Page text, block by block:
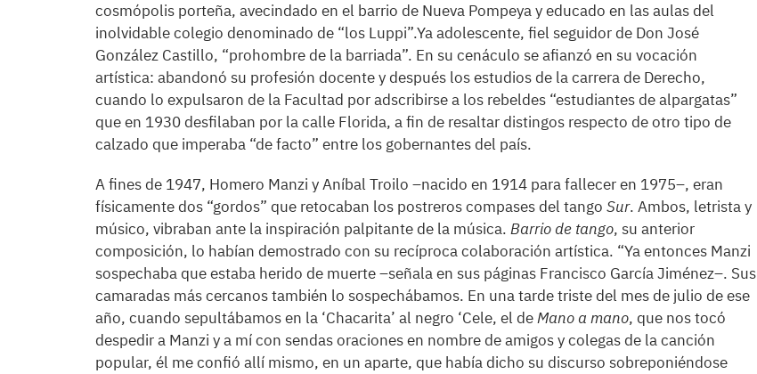
cosmópolis porteña, avecindado en el barrio de Nueva Pompeya y educado en las aulas del
inolvidable colegio denominado de “los Luppi”.Ya adolescente, fiel seguidor de Don José
González Castillo, “prohombre de la barriada”. En su cenáculo se afianzó en su vocación
artística: abandonó su profesión docente y después los estudios de la carrera de Derecho,
cuando lo expulsaron de la Facultad por adscribirse a los rebeldes “estudiantes de alpargatas”
que en 1930 desfilaban por la calle Florida, a fin de resaltar distingos respecto de otro tipo de
calzado que imperaba “de facto” entre los gobernantes del país.
A fines de 1947, Homero Manzi y Aníbal Troilo –nacido en 1914 para fallecer en 1975–, eran
físicamente dos “gordos” que retocaban los postreros compases del tango Sur. Ambos, letrista y
músico, vibraban ante la inspiración palpitante de la música. Barrio de tango, su anterior
composición, lo habían demostrado con su recíproca colaboración artística. “Ya entonces Manzi
sospechaba que estaba herido de muerte –señala en sus páginas Francisco García Jiménez–. Sus
camaradas más cercanos también lo sospechábamos. En una tarde triste del mes de julio de ese
año, cuando sepultábamos en la ‘Chacarita’ al negro ‘Cele, el deMano a mano, que nos tocó
despedir a Manzi y a mí con sendas oraciones en nombre de amigos y colegas de la canción
popular, él me confió allí mismo, en un aparte, que había dicho su discurso sobreponiéndose